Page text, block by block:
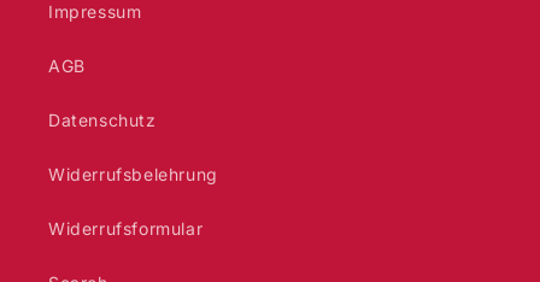
Impressum
AGB
Datenschutz
Widerrufsbelehrung
Widerrufsformular